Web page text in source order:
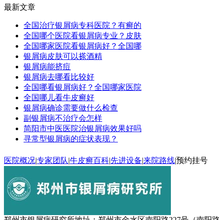
最新文章
全国治疗银屑病专科医院？有癣的
全国哪个医院看银屑病专业？皮肤
全国哪家医院看银屑病好？全国哪
银屑病皮肤可以搽酒精
银屑病能挤痘
银屑病去哪看比较好
全国哪看银屑病好？全国哪家医院
全国哪儿看牛皮癣好
银屑病确诊需要做什么检查
副银屑病不治疗会怎样
简阳市中医医院治银屑病效果好吗
寻常型银屑病的症状表现？
医院概况|专家团队|牛皮癣百科|先进设备|来院路线|预约挂号